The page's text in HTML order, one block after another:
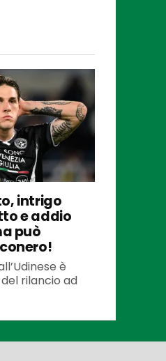
intrigo
e addio
può
è
rilancio ad